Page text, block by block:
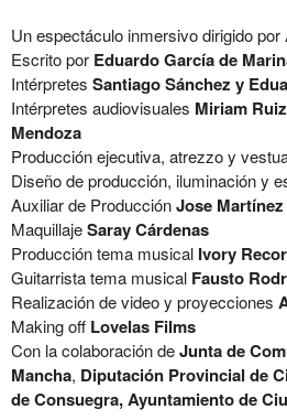
Un espectáculo inmersivo dirigido por
Escrito por Eduardo García de
Intérpretes Santiago Sánchez y
Intérpretes audiovisuales Miriam
Mendoza
Producción ejecutiva, atrezzo y
Diseño de producción, iluminación y
Auxiliar de ProducciónJose
MaquillajeSaray Cárdenas
Producción tema musical Ivory
Guitarrista tema musical Fausto
Realización de video y proyecciones
Making off Lovelas Films
Con la colaboración deJunta de
Mancha, Diputación Provincial de
de Consuegra,Ayuntamiento de